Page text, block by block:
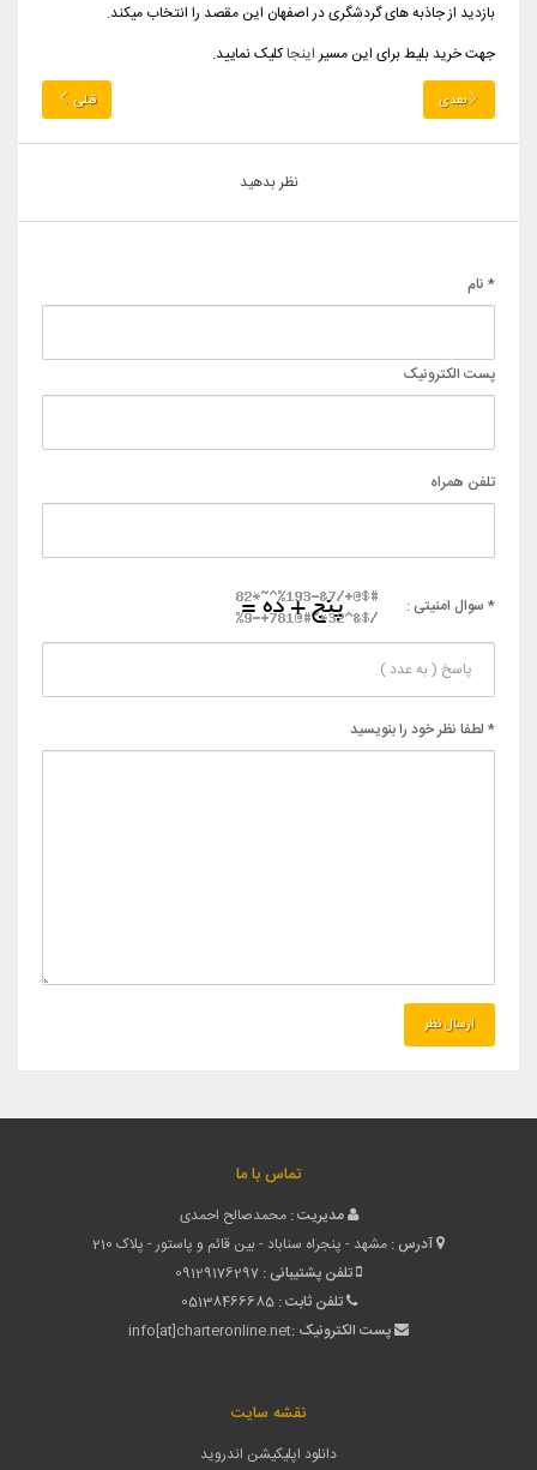
بازدید از جاذبه های گردشگری در اصفهان این مقصد را انتخاب میکند.
جهت خرید بلیط برای این مسیر اینجاکلیک نمایید.
بعدی قبلی
نظر بدهید
* نام
پست الکترونیک
تلفن همراه
* سوال امنیتی :
* لطفا نظر خود را بنویسید
تماس با ما
مدیریت : محمدصالح احمدی
آدرس : مشهد - پنجراه سناباد - بین قائم و پاستور - پلاک 210
تلفن پشتیبانی : 09129176297
تلفن ثابت : 05138466685
پست الکترونیک :info[at]charteronline.net
نقشه سایت
دانلود اپلیکیشن اندروید